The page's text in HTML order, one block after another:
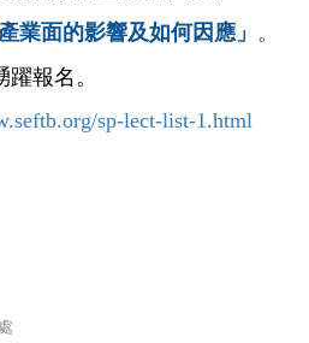
業面的影響及如何因應 」 。
報名。
sp-lect-list-1.html